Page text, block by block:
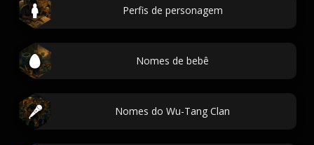
Perfis de personagem
Nomes de bebê
Nomes do Wu-Tang Clan